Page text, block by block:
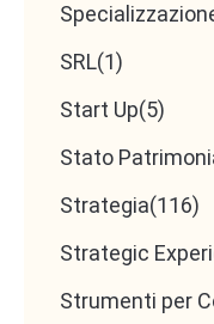
SRL(1)
Start Up(5)
Stato
Strategia(116)
Strategic
Strumenti per